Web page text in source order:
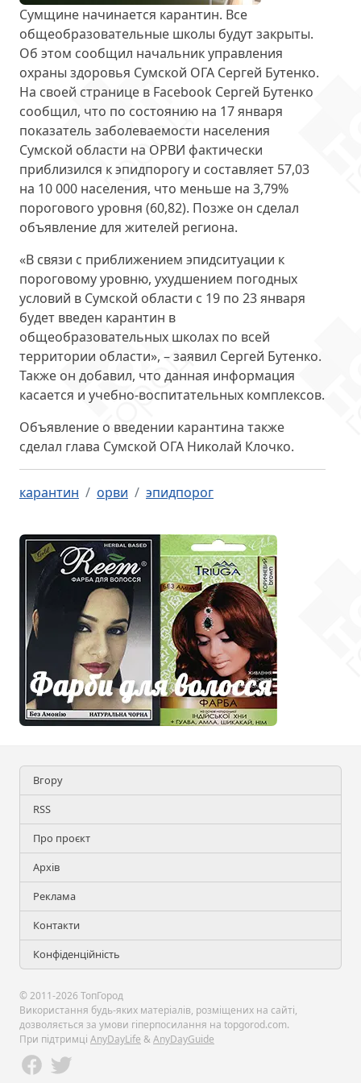
Сумщине начинается карантин. Все
общеобразовательные школы будут закрыты.
Об этом сообщил начальник управления
охраны здоровья Сумской ОГА Сергей Бутенко.
На своей странице в Facebook Сергей Бутенко
сообщил, что по состоянию на 17 января
показатель заболеваемости населения
Сумской области на ОРВИ фактически
приблизился к эпидпорогу и составляет 57,03
на 10 000 населения, что меньше на 3,79%
порогового уровня (60,82). Позже он сделал
объявление для жителей региона.
«В связи с приближением эпидситуации к
пороговому уровню, ухудшением погодных
условий в Сумской области с 19 по 23 января
будет введен карантин в
общеобразовательных школах по всей
территории области», – заявил Сергей Бутенко.
Также он добавил, что данная информация
касается и учебно-воспитательных комплексов.
Объявление о введении карантина также
сделал глава Сумской ОГА Николай Клочко.
карантин орви эпидпорог
Вгору
RSS
Про проєкт
Архів
Реклама
Контакти
Конфіденційність
© 2011-2026 ТопГород
Використання будь-яких матеріалів, розміщених на сайті,
дозволяється за умови гіперпосилання на topgorod.com.
При підтримці AnyDayLife &AnyDayGuide